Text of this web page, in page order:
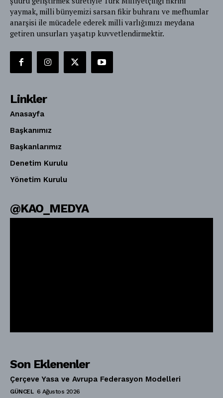
yaymak, milli bünyemizi sarsan fikir buhranı ve mefhumlar
anarşisi ile mücadele ederek milli varlığımızı meydana
getiren unsurları yaşatıp kuvvetlendirmektir.
Linkler
Anasayfa
Başkanımız
Başkanlarımız
Denetim Kurulu
Yönetim Kurulu
@KAO_MEDYA
Son Eklenenler
Çerçeve Yasa ve Avrupa Federasyon Modelleri
GÜNCEL 6 Ağustos 2026